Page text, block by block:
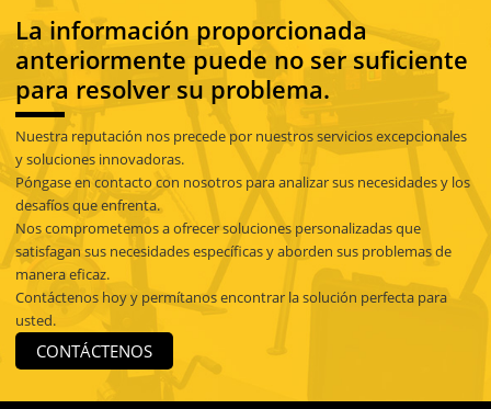
La información proporcionada
anteriormente puede no ser suficiente
para resolver su problema.
Nuestra reputación nos precede por nuestros servicios excepcionales
y soluciones innovadoras.
Póngase en contacto con nosotros para analizar sus necesidades y los
desafíos que enfrenta.
Nos comprometemos a ofrecer soluciones personalizadas que
satisfagan sus necesidades específicas y aborden sus problemas de
manera eficaz.
Contáctenos hoy y permítanos encontrar la solución perfecta para
usted.
CONTÁCTENOS